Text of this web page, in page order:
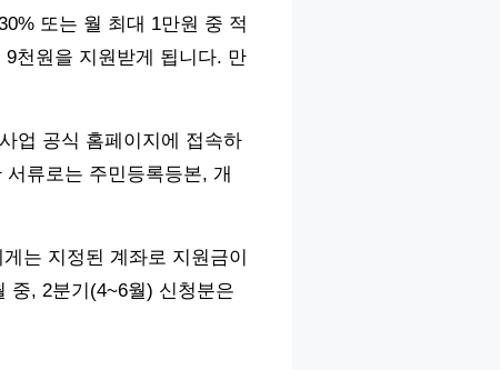
또는 월 최대 1만원 중 적
천원을 지원받게 됩니다. 만
업 공식 홈페이지에 접속하
류로는 주민등록등본, 개
는 지정된 계좌로 지원금이
중, 2분기(4~6월) 신청분은